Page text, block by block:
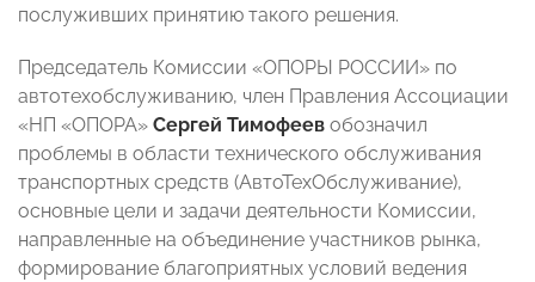
послуживших принятию такого решения.
Председатель Комиссии «ОПОРЫ РОССИИ» по
автотехобслуживанию, член Правления Ассоциации
«НП «ОПОРА» Сергей Тимофеев обозначил
проблемы в области технического обслуживания
транспортных средств (АвтоТехОбслуживание),
основные цели и задачи деятельности Комиссии,
направленные на объединение участников рынка,
формирование благоприятных условий ведения